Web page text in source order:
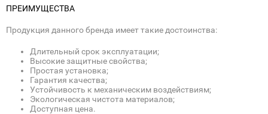
ПРЕИМУЩЕСТВА
Продукция данного бренда имеет такие достоинства:
Длительный срок эксплуатации;
Высокие защитные свойства;
Простая установка;
Гарантия качества;
Устойчивость к механическим воздействиям;
Экологическая чистота материалов;
Доступная цена.